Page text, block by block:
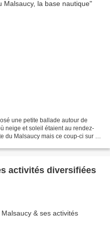
une petite ballade autour de
neige et soleil étaient au rendez-
du Malsaucy mais ce coup-ci sur sa
activités diversifiées